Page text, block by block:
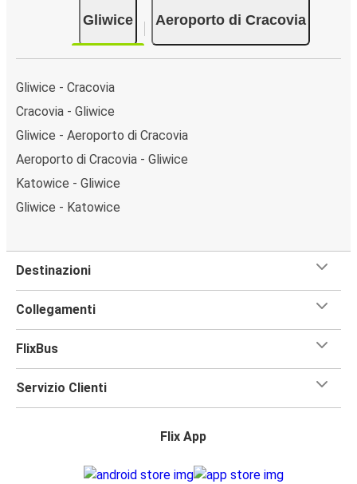
Gliwice Aeroporto di Cracovia
Gliwice - Cracovia
Cracovia - Gliwice
Gliwice - Aeroporto di Cracovia
Aeroporto di Cracovia - Gliwice
Katowice - Gliwice
Gliwice - Katowice
Destinazioni
Collegamenti
FlixBus
Servizio Clienti
Flix App